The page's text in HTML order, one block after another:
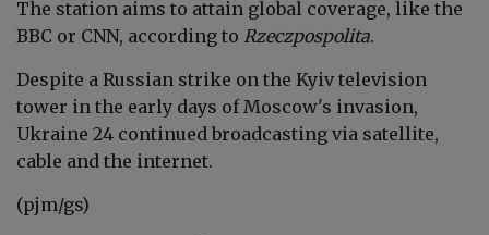
The station aims to attain global coverage, like the
BBC or CNN, according to Rzeczpospolita.
Despite a Russian strike on the Kyiv television
tower in the early days of Moscow's invasion,
Ukraine 24 continued broadcasting via satellite,
cable and the internet.​
(pjm/gs)